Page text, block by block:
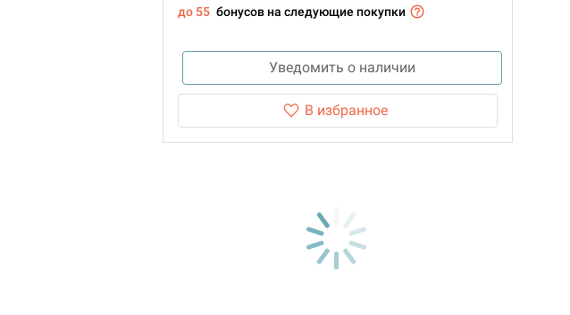
до 55 бонусов на следующие покупки
Уведомить о наличии
В избранное